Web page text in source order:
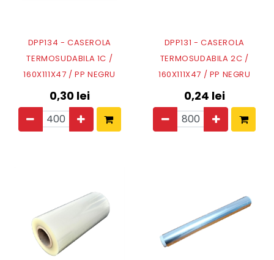
DPP134 - CASEROLA
TERMOSUDABILA 1C /
160X111X47 / PP NEGRU
0,30lei
DPP131 - CASEROLA
TERMOSUDABILA 2C /
160X111X47 / PP NEGRU
0,24 lei